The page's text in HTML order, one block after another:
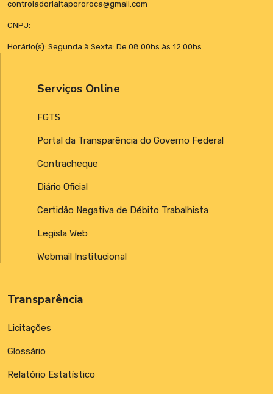
controladoriaitapororoca@gmail.com
CNPJ:
Horário(s): Segunda à Sexta: De 08:00hs às 12:00hs
Serviços Online
FGTS
Portal da Transparência do Governo Federal
Contracheque
Diário Oficial
Certidão Negativa de Débito Trabalhista
Legisla Web
Webmail Institucional
Transparência
Licitações
Glossário
Relatório Estatístico